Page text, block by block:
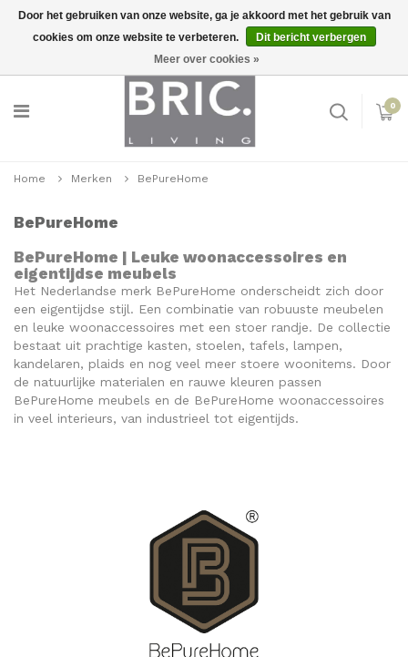
Inloggen
0
Home Merken BePureHome
BePureHome
BePureHome | Leuke woonaccessoires en
eigentijdse meubels
Het Nederlandse merk BePureHome onderscheidt zich door
een eigentijdse stijl. Een combinatie van robuuste meubelen
en leuke woonaccessoires met een stoer randje. De collectie
bestaat uit prachtige kasten, stoelen, tafels, lampen,
kandelaren, plaids en nog veel meer stoere woonitems. Door
de natuurlijke materialen en rauwe kleuren passen
BePureHome meubels en de BePureHome woonaccessoires
in veel interieurs, van industrieel tot eigentijds.
Door het gebruiken van onze website, ga je akkoord met het gebruik van
cookies om onze website te verbeteren.
Dit bericht verbergen
Meer over cookies »